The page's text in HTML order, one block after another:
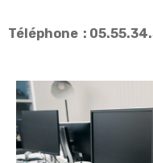
Téléphone :